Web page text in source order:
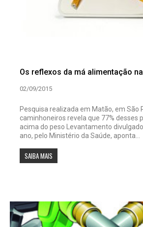
Os reflexos da má alimentação
02/09/2015
Pesquisa realizada em Matão, em São
caminhoneiros revela que 77% desses
acima do peso Levantamento
ano, pelo Ministério da Saúde, aponta...
SAIBA MAIS